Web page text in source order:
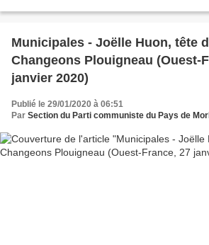
Municipales - Joëlle Huon, tête
Changeons Plouigneau (Ouest-
janvier 2020)
Publié le 29/01/2020 à 06:51
Par Section du Parti communiste du Pays de